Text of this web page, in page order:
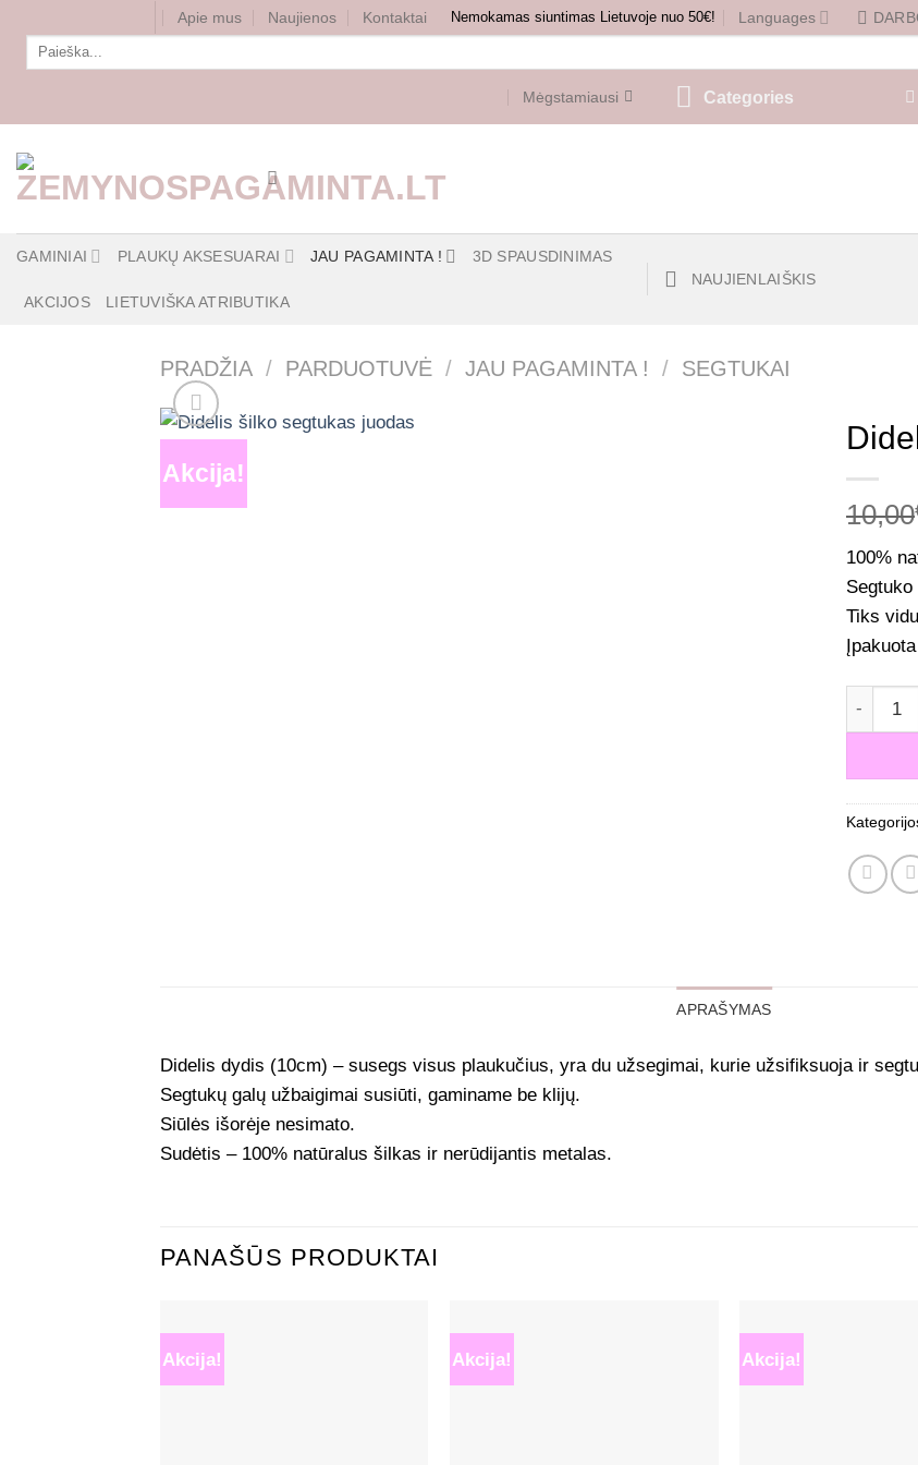
content
Apie mus Naujienos Kontaktai Nemokamas siuntimas Lietuvoje nuo 50€! Languages
Ieškoti:
Mėgstamiausi Categories
GAMINIAI PLAUKŲ AKSESUARAI JAU PAGAMINTA ! 3D SPAUSDINIMAS
AKCIJOS LIETUVIŠKA ATRIBUTIKA
NAUJIENLAIŠKIS
PRADŽIA / PARDUOTUVĖ / JAU PAGAMINTA ! / SEGTUKAI
Akcija!
10,00
100%
Tiks
APRAŠYMAS
Didelis dydis (10cm) – susegs visus plaukučius, yra du užsegimai, kurie užsifiksuoja ir
Segtukų galų užbaigimai susiūti, gaminame be klijų.
Siūlės išorėje nesimato.
Sudėtis – 100% natūralus šilkas ir nerūdijantis metalas.
PANAŠŪS PRODUKTAI
Akcija! Akcija! Akcija!